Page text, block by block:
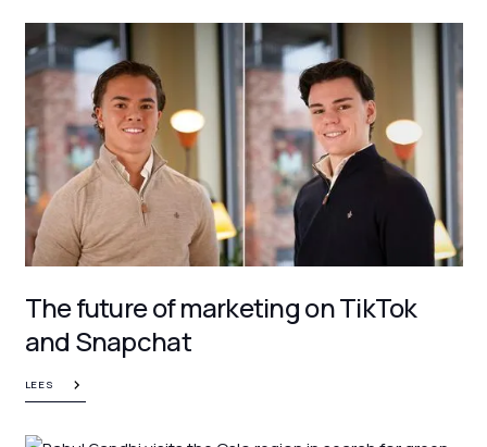
The future of marketing on TikTok
and Snapchat
LEES